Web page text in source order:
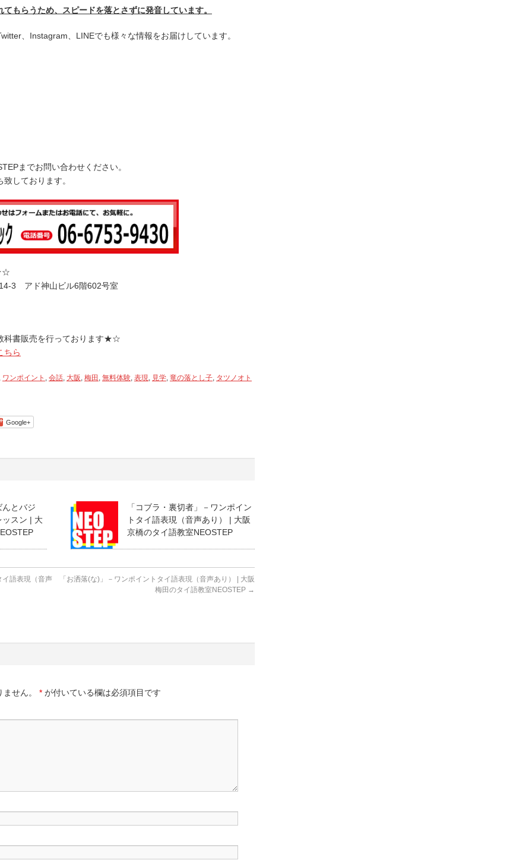
ム
もらうため、スピードを落とさずに発音しています。
、Instagram、LINEでも様々な情報をお届けしています。
までお問い合わせください。
しております。
3 アド神山ビル6階602号室
科書販売を行っております★☆
ちら
ワンポイント , 会話, 大阪 , 梅田 , 無料体験, 表現, 見学, 竜の落とし子, タツノオト
Google+
とバジ
ッスン | 大
「コブラ・裏切者」－ワンポイン
トタイ語表現（音声あり） | 大阪
京橋のタイ語教室NEOSTEP
語表現（音声
「お洒落(な)」－ワンポイントタイ語表現（音声あり） | 大阪
梅田のタイ語教室NEOSTEP →
せん。 * が付いている欄は必須項目です